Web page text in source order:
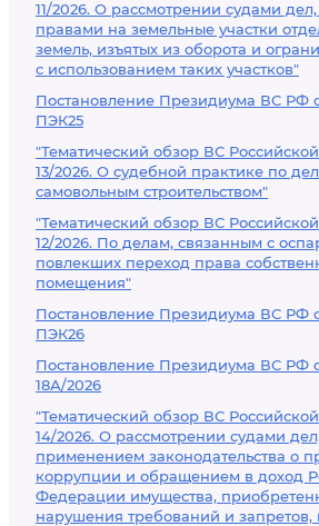
11/2026. О рассмотрении судами
правами на земельные участки
земель, изъятых из оборота и
с использованием таких участков"
Постановление Президиума ВС РФ
ПЭК25
"Тематический обзор ВС
13/2026. О судебной практике по
самовольным строительством"
"Тематический обзор ВС
12/2026. По делам, связанным с
повлекших переход права
помещения"
Постановление Президиума ВС РФ
ПЭК26
Постановление Президиума ВС РФ
18А/2026
"Тематический обзор ВС
14/2026. О рассмотрении судами
применением законодательства о
коррупции и обращением в доход
Федерации имущества,
нарушения требований и